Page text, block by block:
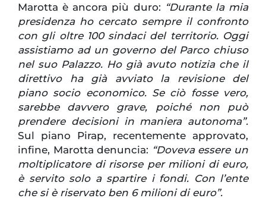
Marotta è ancora più duro: “Durante la mia
presidenza ho cercato sempre il confronto
con gli oltre 100 sindaci del territorio. Oggi
assistiamo ad un governo del Parco chiuso
nel suo Palazzo. Ho già avuto notizia che il
direttivo ha già avviato la revisione del
piano socio economico. Se ciò fosse vero,
sarebbe davvero grave, poiché non può
prendere decisioni in maniera autonoma”.
Sul piano Pirap, recentemente approvato,
infine, Marotta denuncia: “Doveva essere un
moltiplicatore di risorse per milioni di euro,
è servito solo a spartire i fondi. Con l’ente
che si è riservato ben 6 milioni di euro”.